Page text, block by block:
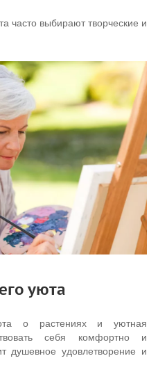
часто выбирают творческие и
уюта
о растениях и уютная
себя комфортно и
душевное удовлетворение и